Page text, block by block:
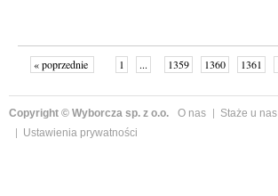
« poprzednie 1 ... 1359 1360 1361
Copyright © Wyborcza sp. z o.o. O nas Staże u nas
Ustawienia prywatności